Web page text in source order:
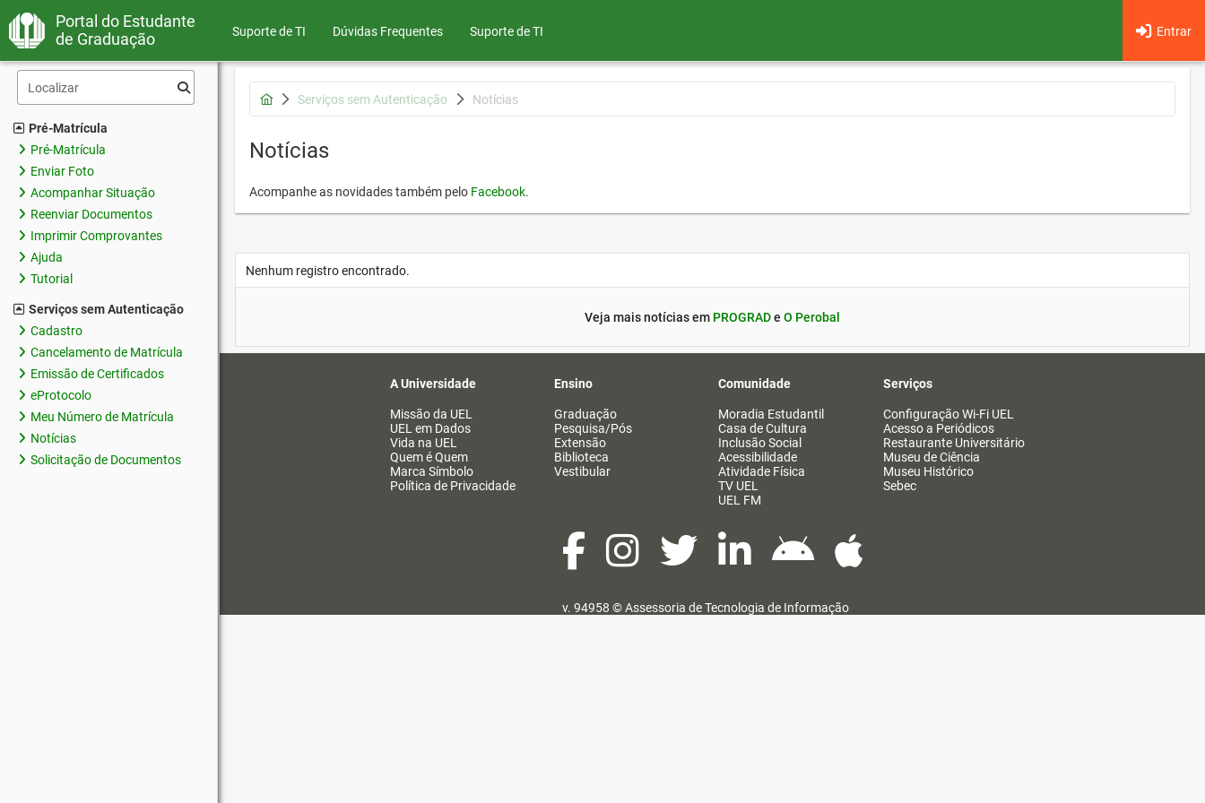
Portal do Estudante
de Graduação
Suporte de TI Dúvidas Frequentes Entrar
Suporte de TI
Pré-Matrícula
Pré-Matrícula
Enviar Foto
Acompanhar Situação
Reenviar Documentos
Imprimir Comprovantes
Ajuda
Tutorial
Serviços sem Autenticação
Cadastro
Cancelamento de Matrícula
Emissão de Certificados
eProtocolo
Meu Número de Matrícula
Notícias
Solicitação de Documentos
Serviços sem Autenticação Notícias
Notícias
Acompanhe as novidades também pelo Facebook.
Nenhum registro encontrado.
Veja mais notícias em PROGRADe O Perobal
A Universidade
Missão da UEL
UEL em Dados
Vida na UEL
Quem é Quem
Marca Símbolo
Política de Privacidade
Ensino
Graduação
Pesquisa/Pós
Extensão
Biblioteca
Vestibular
Comunidade
Moradia Estudantil
Casa de Cultura
Inclusão Social
Acessibilidade
Atividade Física
TV UEL
UEL FM
Serviços
Configuração Wi-Fi UEL
Acesso a Periódicos
Restaurante Universitário
Museu de Ciência
Museu Histórico
Sebec
v. 94958 ©Assessoria de Tecnologia de Informação